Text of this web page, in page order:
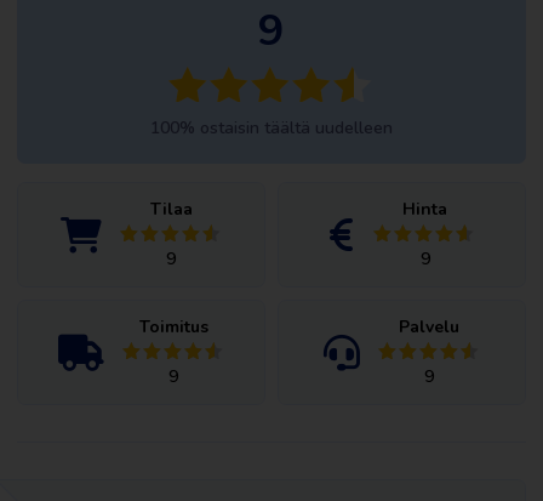
Tilaa
9
Hinta
9
Toimitus
9
Palvelu
9
9
100% ostaisin täältä uudelleen